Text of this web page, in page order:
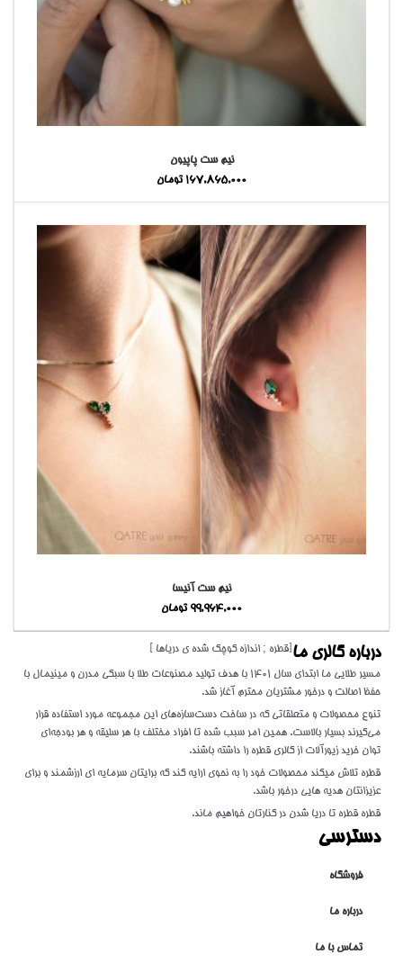
نیم ست پاپیون
167,865,000 تومان
نیم ست آنیسا
99,964,000 تومان
درباره گالری ما [قطره ; اندازه کوچک شده ی دریاها ]
مسیر طلایی ما ابتدای سال 1401 با هدف تولید مصنوعات طلا با سبکی مدرن و مینیمال با
حفظ اصالت و درخور مشتریان محترم آغاز شد.
تنوع محصولات و متعلقاتی که در ساخت دست‌سازه‌های این مجموعه مورد استفاده قرار
می‌گیرند بسیار بالاست. همین امر سبب شده تا افراد مختلف با هر سلیقه و هر بودجه‌ای
توان خرید زیورآلات از گالری قطره را داشته باشند.
قطره تلاش میکند محصولات خود را به نحوی ارایه کند که برایتان سرمایه ای ارزشمند و برای
عزیزانتان هدیه هایی درخور باشد.
قطره قطره تا دریا شدن در کنارتان خواهیم ماند.
دسترسی
فروشگاه
درباره ما
تماس با ما